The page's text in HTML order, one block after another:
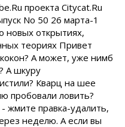
проекта Citycat.Ru
No 50 26 марта-1
новых открытиях,
теориях Привет
А может, уже нимб
А шкуру
Кварц на шее
пробовали ловить?
жмите правка-удалить,
неделю. А если вы